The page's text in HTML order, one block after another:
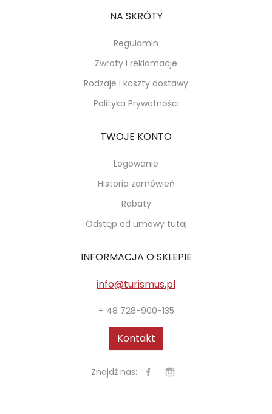
NA SKRÓTY
Regulamin
Zwroty i reklamacje
Rodzaje i koszty dostawy
Polityka Prywatności
TWOJE KONTO
Logowanie
Historia zamówień
Rabaty
Odstąp od umowy tutaj
INFORMACJA O SKLEPIE
info@turismus.pl
+ 48 728-900-135
Kontakt
Znajdź nas: